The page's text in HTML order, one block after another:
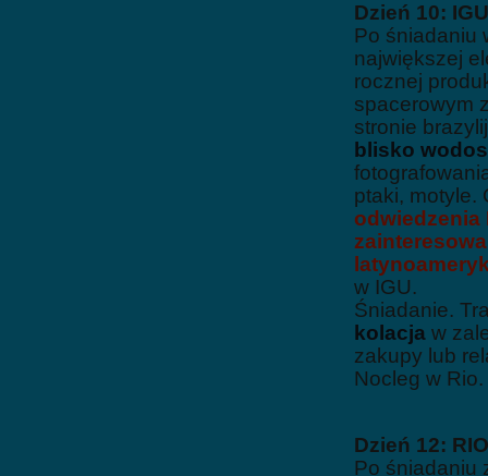
Dzień 10:
Po śniadaniu
największej
rocznej
spacerowym
stronie
blisko
ptaki, motyle.
odwiedzenia
w IGU.
Śniadanie.
kolacja w
zakupy lub
Nocleg w Rio.
Dzień 12:
Po śniadaniu